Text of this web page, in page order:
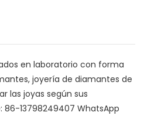
en laboratorio con forma
joyería de diamantes de
las joyas según sus
13798249407 WhatsApp